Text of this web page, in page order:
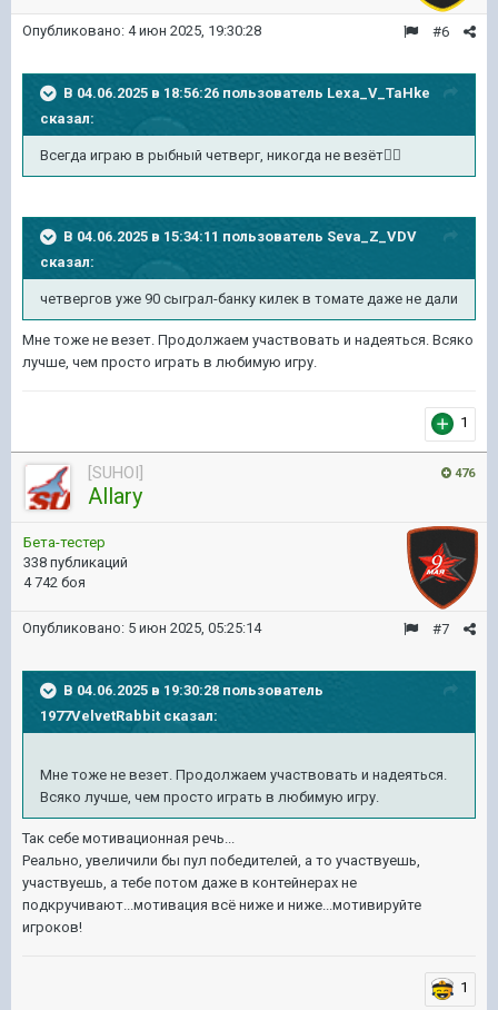
#6
Опубликовано: 4 июн 2025, 19:30:28
В 04.06.2025 в 18:56:26 пользователь Lexa_V_TaHke
сказал:
Всегда играю в рыбный четверг, никогда не везёт🤷‍♂️
В 04.06.2025 в 15:34:11 пользователь Seva_Z_VDV
сказал:
четвергов уже 90 сыграл-банку килек в томате даже не дали
Мне тоже не везет. Продолжаем участвовать и надеяться. Всяко
лучше, чем просто играть в любимую игру.
1
476
[SUHOI]
Allary
Бета-тестер
338 публикаций
4 742 боя
#7
Опубликовано: 5 июн 2025, 05:25:14
В 04.06.2025 в 19:30:28 пользователь
1977VelvetRabbitсказал:
Мне тоже не везет. Продолжаем участвовать и надеяться.
Всяко лучше, чем просто играть в любимую игру.
Так себе мотивационная речь...
Реально, увеличили бы пул победителей, а то участвуешь,
участвуешь, а тебе потом даже в контейнерах не
подкручивают...мотивация всё ниже и ниже...мотивируйте
игроков!
1